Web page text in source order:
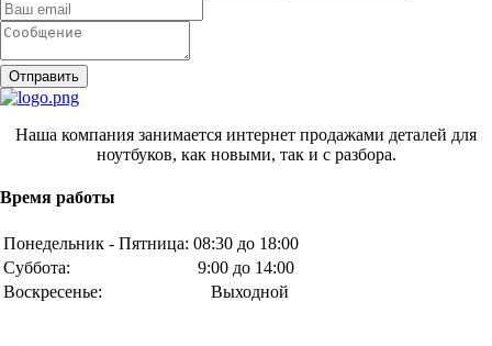
Отправить
Наша компания занимается интернет продажами деталей для
ноутбуков, как новыми, так и с разбора.
Время работы
Понедельник - Пятница: 08:30 до 18:00
Суббота:
9:00 до 14:00
Воскресенье:
Выходной